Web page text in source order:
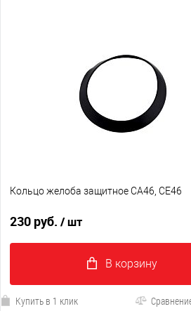
Кольцо желоба защитное CA46, CE46
230 руб. / шт
В корзину
Купить в 1 клик